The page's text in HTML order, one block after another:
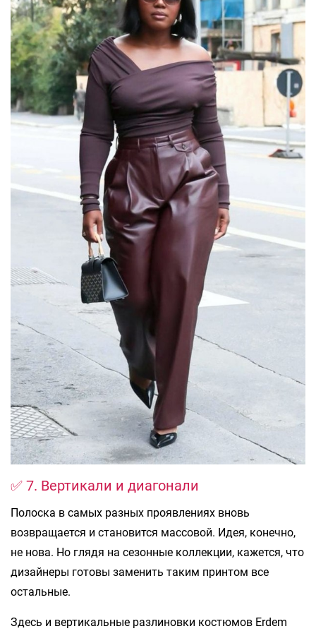
✅ 7. Вертикали и диагонали
Полоска в самых разных проявлениях вновь
возвращается и становится массовой. Идея, конечно,
не нова. Но глядя на сезонные коллекции, кажется, что
дизайнеры готовы заменить таким принтом все
остальные.
Здесь и вертикальные разлиновки костюмов Erdem